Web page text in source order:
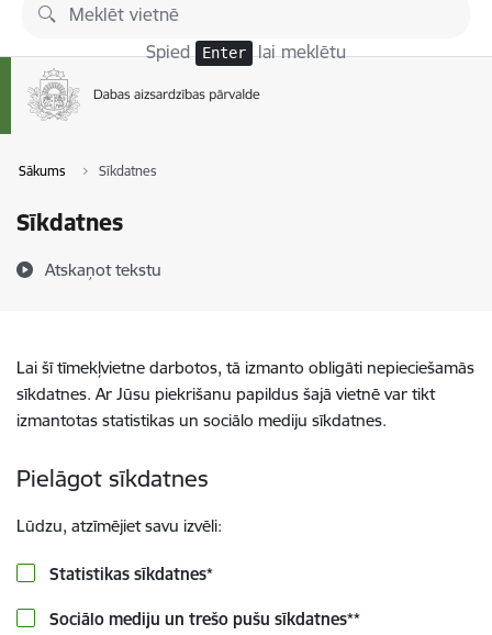
Pāriet uz lapas saturu
Spied Enter lai meklētu
Sākums Sīkdatnes
Sīkdatnes
Atskaņot tekstu
Lai šī tīmekļvietne darbotos, tā izmanto obligāti nepieciešamās
sīkdatnes. Ar Jūsu piekrišanu papildus šajā vietnē var tikt
izmantotas statistikas un sociālo mediju sīkdatnes.
Pielāgot sīkdatnes
Lūdzu, atzīmējiet savu izvēli:
Statistikas sīkdatnes*
Sociālo mediju un trešo pušu sīkdatnes**